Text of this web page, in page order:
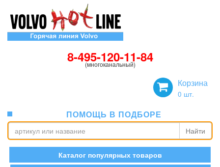
8-495-120-11-84
(многоканальный)
Корзина
0 шт.
ПОМОЩЬ В ПОДБОРЕ
Найти
Каталог популярных товаров